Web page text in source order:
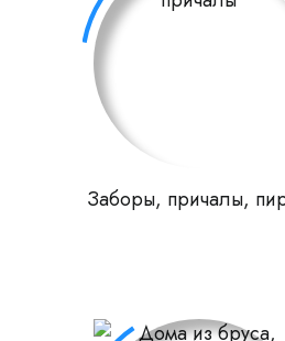
Заборы, причалы,